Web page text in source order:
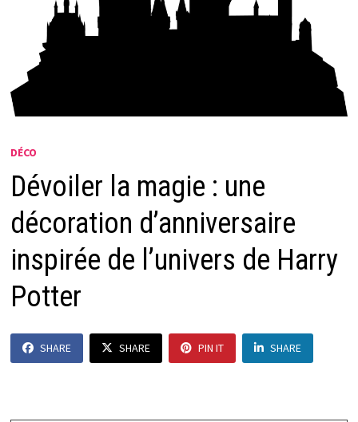
DÉCO
Dévoiler la magie : une
décoration d’anniversaire
inspirée de l’univers de Harry
Potter
SHARE SHARE PIN IT SHARE